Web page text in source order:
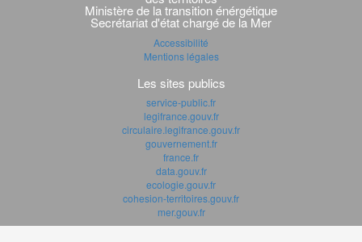
Ministère de la transition énérgétique
Secrétariat d'état chargé de la Mer
Accessibilité
Mentions légales
Les sites publics
service-public.fr
legifrance.gouv.fr
circulaire.legifrance.gouv.fr
gouvernement.fr
france.fr
data.gouv.fr
ecologie.gouv.fr
cohesion-territoires.gouv.fr
mer.gouv.fr